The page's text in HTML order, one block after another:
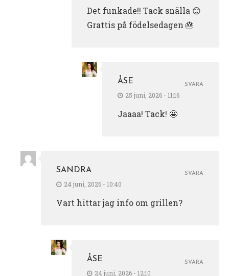
Det funkade!! Tack snälla 😊
Grattis på födelsedagen 🎂
ÅSE
25 juni, 2026 - 11:16
Jaaaa! Tack! 🤩
SVARA
SANDRA
24 juni, 2026 - 10:40
Vart hittar jag info om grillen?
SVARA
ÅSE
24 juni, 2026 - 12:10
SVARA